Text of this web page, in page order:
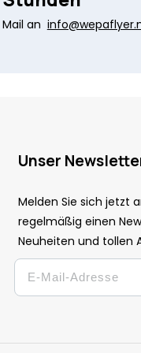
Mail an
Unser
Melden Sie sich jetzt
regelmäßig einen
Neuheiten und tollen
Email